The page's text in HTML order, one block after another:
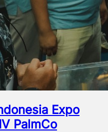
Expo
PalmCo